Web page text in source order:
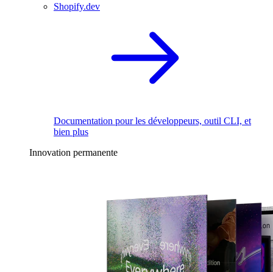
Shopify.dev
Documentation pour les développeurs, outil CLI, et
bien plus
Innovation permanente